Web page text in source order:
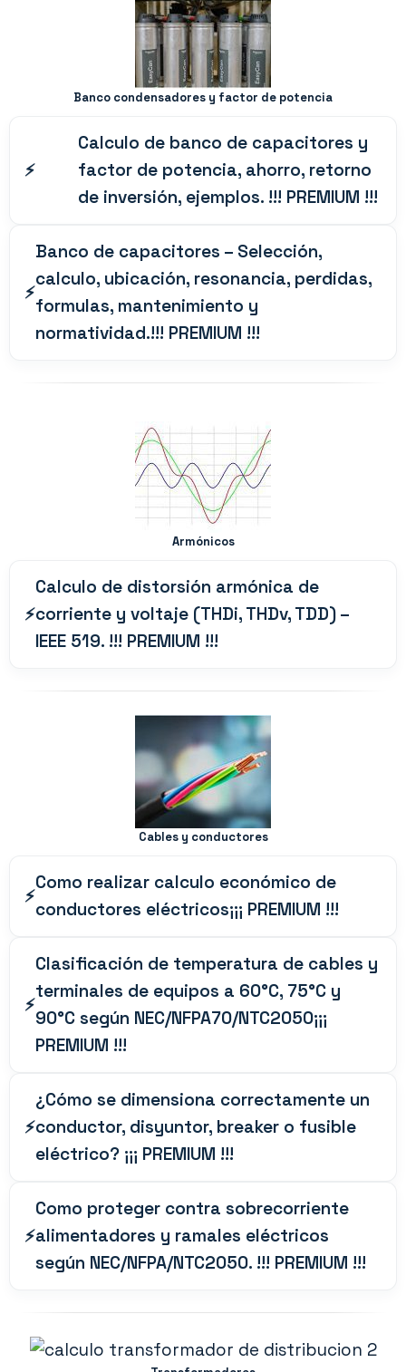
Banco condensadores y factor de potencia
Calculo de banco de capacitores y
factor de potencia, ahorro, retorno
de inversión, ejemplos. !!! PREMIUM !!!
Banco de capacitores – Selección,
calculo, ubicación, resonancia, perdidas,
formulas, mantenimiento y
normatividad.!!! PREMIUM !!!
Armónicos
Calculo de distorsión armónica de
corriente y voltaje (THDi, THDv, TDD) –
IEEE 519. !!! PREMIUM !!!
Cables y conductores
Como realizar calculo económico de
conductores eléctricos¡¡¡ PREMIUM !!!
Clasificación de temperatura de cables y
terminales de equipos a 60°C, 75°C y
90°C según NEC/NFPA70/NTC2050¡¡¡
PREMIUM !!!
¿Cómo se dimensiona correctamente un
conductor, disyuntor, breaker o fusible
eléctrico? ¡¡¡ PREMIUM !!!
Como proteger contra sobrecorriente
alimentadores y ramales eléctricos
según NEC/NFPA/NTC2050. !!! PREMIUM !!!